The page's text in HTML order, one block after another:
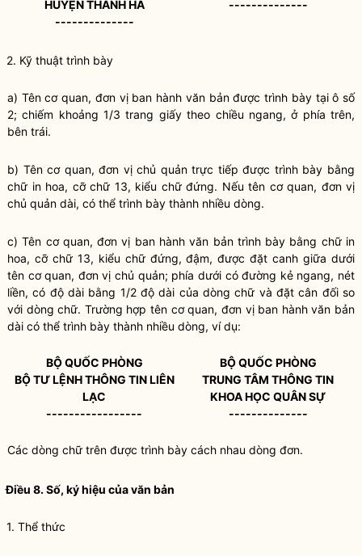
HUYỆN THANH HÀ
--------------
--------------
2. Kỹ thuật trình bày
a) Tên cơ quan, đơn vị ban hành văn bản được trình bày tại ô số
2; chiếm khoảng 1/3 trang giấy theo chiều ngang, ở phía trên,
bên trái.
b) Tên cơ quan, đơn vị chủ quản trực tiếp được trình bày bằng
chữ in hoa, cỡ chữ 13, kiểu chữ đứng. Nếu tên cơ quan, đơn vị
chủ quản dài, có thể trình bày thành nhiều dòng.
c) Tên cơ quan, đơn vị ban hành văn bản trình bày bằng chữ in
hoa, cỡ chữ 13, kiểu chữ đứng, đậm, được đặt canh giữa dưới
tên cơ quan, đơn vị chủ quản; phía dưới có đường kẻ ngang, nét
liền, có độ dài bằng 1/2 độ dài của dòng chữ và đặt cân đối so
với dòng chữ. Trường hợp tên cơ quan, đơn vị ban hành văn bản
dài có thể trình bày thành nhiều dòng, ví dụ:
BỘ QUỐC PHÒNG
BỘ TƯ LỆNH THÔNG TIN LIÊN
LẠC
-----------------
BỘ QUỐC PHÒNG
TRUNG TÂM THÔNG TIN
KHOA HỌC QUÂN SỰ
--------------
Các dòng chữ trên được trình bày cách nhau dòng đơn.
Điều 8. Số, ký hiệu của văn bản
1. Thể thức